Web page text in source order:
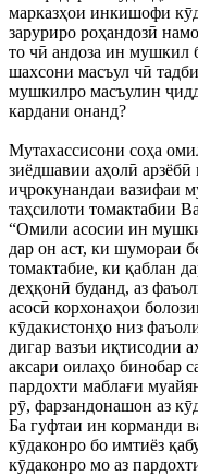
марказҳои инкишофи
заруриро роҳандозӣ
то чӣ андоза ин мушкил
шахсони масъул чӣ
мушкилро масъулин
кардани онанд?
Мутахассисони соҳа
зиёдшавии аҳолӣ
иҷрокунандаи вазифаи
таҳсилоти томактабии
“Омили асосии ин
дар он аст, ки шумораи
томактабие, ки қаблан
деҳқонӣ буданд, аз
асосӣ корхонаҳои
кӯдакистонҳо низ
дигар вазъи иқтисодии
аксари оилаҳо бинобар
пардохти маблағи
рӯ, фарзандонашон аз
Ба гуфтаи ин корманди
кӯдаконро бо имтиёз
кӯдаконро мо аз